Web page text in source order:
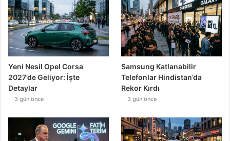
Yeni Nesil Opel Corsa
2027’de Geliyor: İşte
Detaylar
3 gün önce
Samsung Katlanabilir
Telefonlar Hindistan’da
Rekor Kırdı
3 gün önce